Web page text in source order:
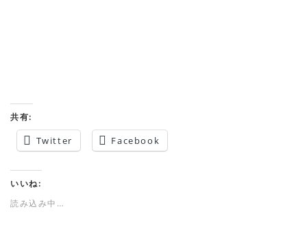
共有:
Twitter Facebook
いいね:
読み込み中…